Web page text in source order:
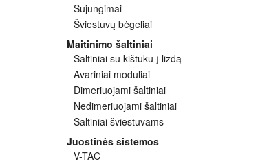
Sujungimai
Šviestuvų bėgeliai
Maitinimo šaltiniai
Šaltiniai su kištuku į lizdą
Avariniai moduliai
Dimeriuojami šaltiniai
Nedimeriuojami šaltiniai
Šaltiniai šviestuvams
Juostinės sistemos
V-TAC